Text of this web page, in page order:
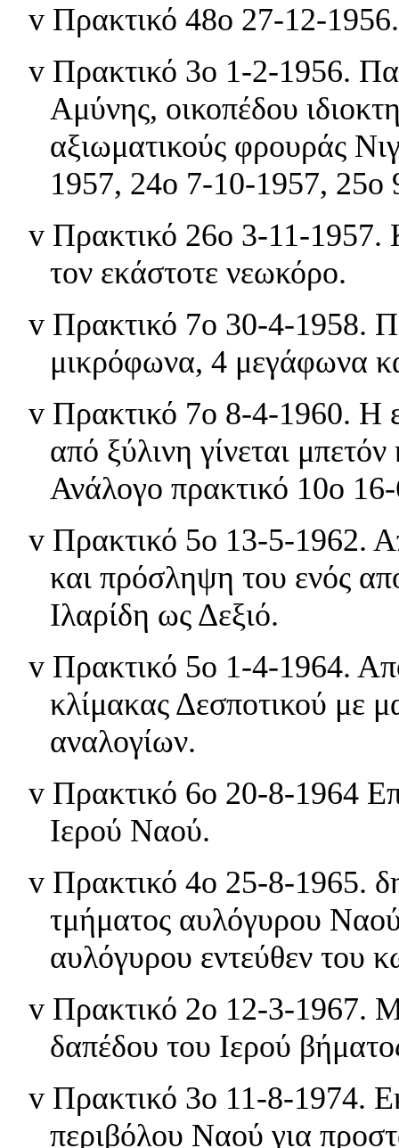
v Πρακτικό 48ο 27-12-
v Πρακτικό 3ο 1-2-1956.
Αμύνης, οικοπέδου
αξιωματικούς φρουράς
1957, 24ο 7-10-1957, 25ο
v Πρακτικό 26ο 3-11-1957.
τον εκάστοτε νεωκόρο.
v Πρακτικό 7ο 30-4-1958.
μικρόφωνα, 4 μεγάφωνα
v Πρακτικό 7ο 8-4-1960. Η
από ξύλινη γίνεται
Ανάλογο πρακτικό 10ο
v Πρακτικό 5ο 13-5-1962.
και πρόσληψη του ενός
Ιλαρίδη ως Δεξιό.
v Πρακτικό 5ο 1-4-1964.
κλίμακας Δεσποτικού με
αναλογίων.
v Πρακτικό 6ο 20-8-1964
Ιερού Ναού.
v Πρακτικό 4ο 25-8-1965.
τμήματος αυλόγυρου
αυλόγυρου εντεύθεν του
v Πρακτικό 2ο 12-3-1967.
δαπέδου του Ιερού
v Πρακτικό 3ο 11-8-1974.
περιβόλου Ναού για